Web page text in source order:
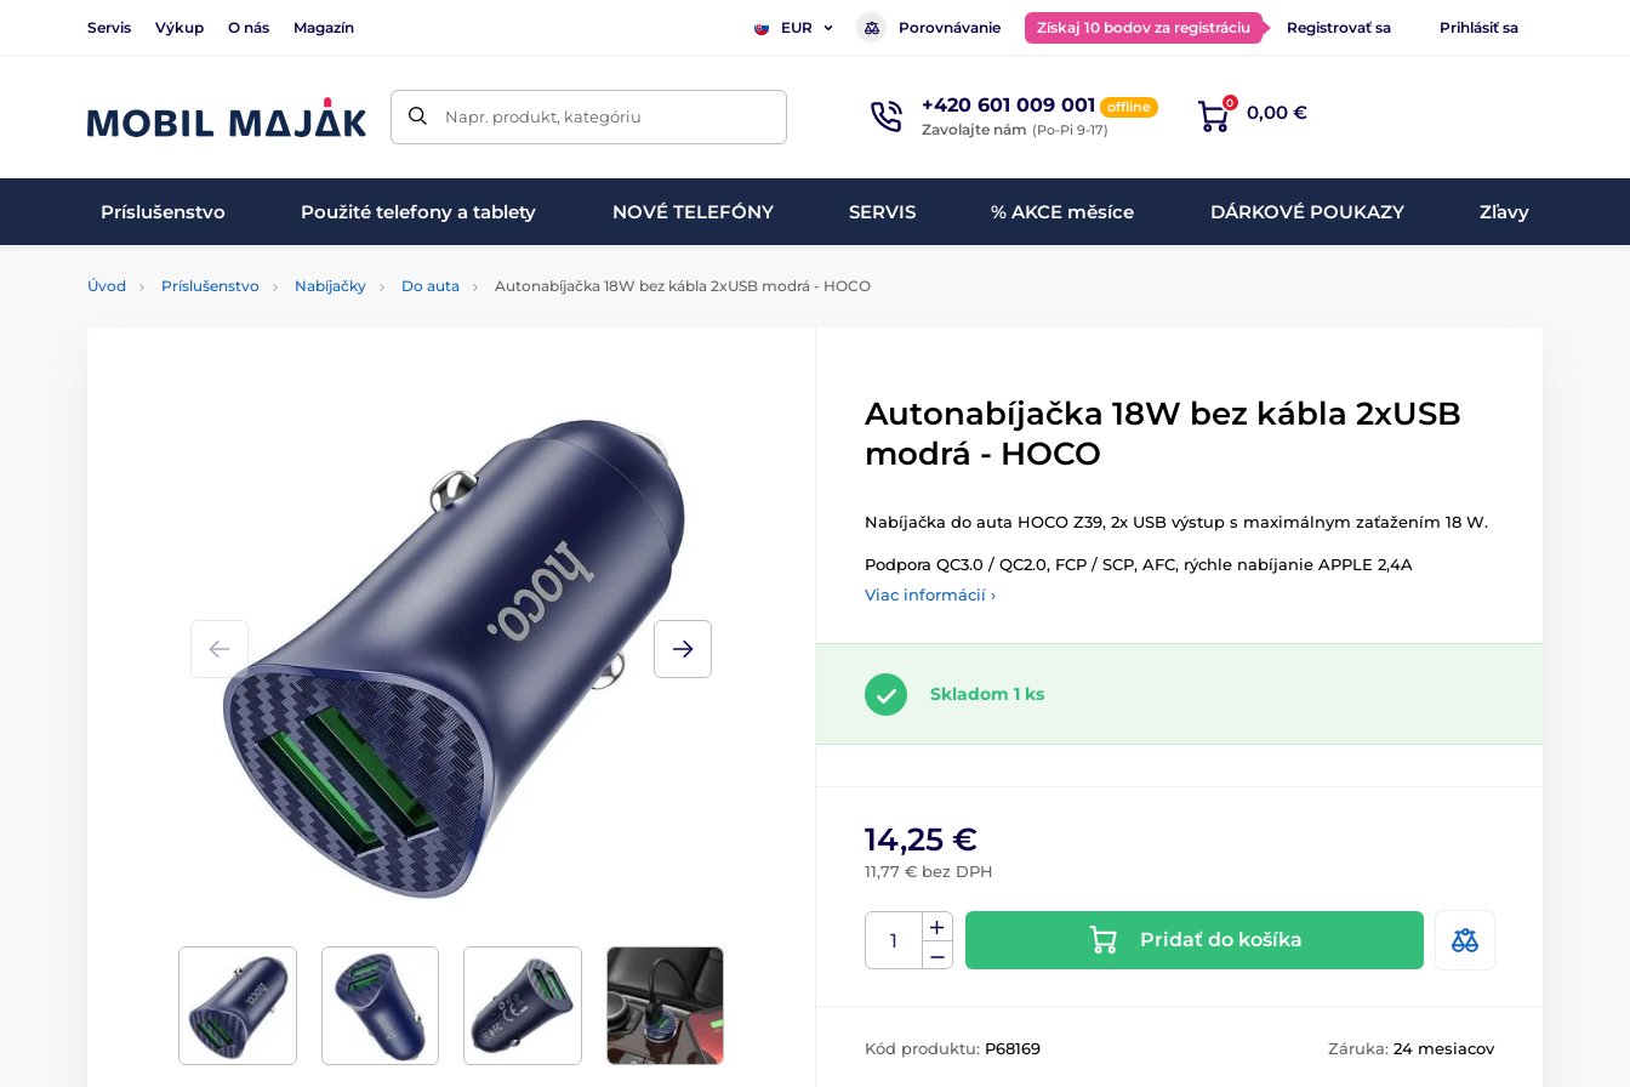
Servis Výkup O nás Magazín EUR Porovnávanie Získaj 10 bodov za registráciu Registrovať sa Prihlásiť sa
Napr. produkt, kategóriu +420 601 009 001 offline
Zavolajte nám (Po-Pi 9-17)
0 0,00 €
Príslušenstvo Použité telefony a tablety NOVÉ TELEFÓNY SERVIS % AKCE měsíce DÁRKOVÉ POUKAZY Zľavy
Úvod Príslušenstvo Nabíjačky Do auta Autonabíjačka 18W bez kábla 2xUSB modrá - HOCO
Autonabíjačka 18W bez kábla 2xUSB
modrá - HOCO
Nabíjačka do auta HOCO Z39, 2x USB výstup s maximálnym zaťažením 18 W.
Podpora QC3.0 / QC2.0, FCP / SCP, AFC, rýchle nabíjanie APPLE 2,4A
Viac informácií ›
Skladom 1 ks
14,25 €
11,77 € bez DPH
Pridať do košíka
Kód produktu: P68169 Záruka: 24 mesiacov